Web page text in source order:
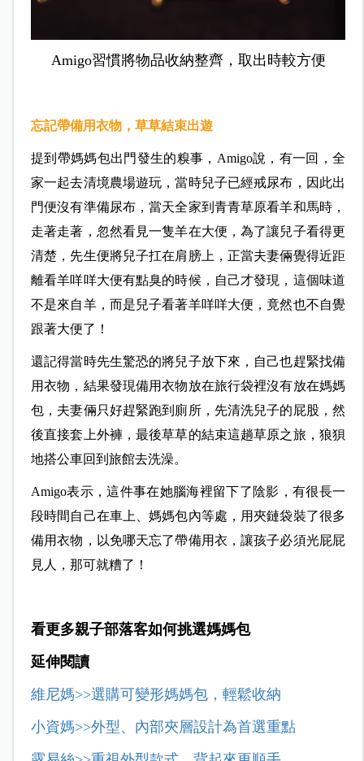
Amigo習慣將物品收納整齊，取出時較方便
忘記帶備用衣物，草草結束出遊
提到帶媽媽包出門發生的糗事，Amigo說，有一回，全
家一起去清境農場遊玩，當時兒子已經戒尿布，因此出
門便沒有準備尿布，當天全家到青青草原看羊和馬時，
走著走著，忽然看見一隻羊在大便，為了讓兒子看得更
清楚，先生便將兒子扛在肩膀上，正當夫妻倆覺得近距
離看羊咩咩大便有點臭的時候，自己才發現，這個味道
不是來自羊，而是兒子看著羊咩咩大便，竟然也不自覺
跟著大便了！
還記得當時先生驚恐的將兒子放下來，自己也趕緊找備
用衣物，結果發現備用衣物放在旅行袋裡沒有放在媽媽
包，夫妻倆只好趕緊跑到廁所，先清洗兒子的屁股，然
後直接套上外褲，最後草草的結束這趟草原之旅，狼狽
地搭公車回到旅館去洗澡。
Amigo表示，這件事在她腦海裡留下了陰影，有很長一
段時間自己在車上、媽媽包內等處，用夾鏈袋裝了很多
備用衣物，以免哪天忘了帶備用衣，讓孩子必須光屁屁
見人，那可就糟了！
看更多親子部落客如何挑選媽媽包
延伸閱讀
維尼媽>>選購可變形媽媽包，輕鬆收納
小資媽>>外型、內部夾層設計為首選重點